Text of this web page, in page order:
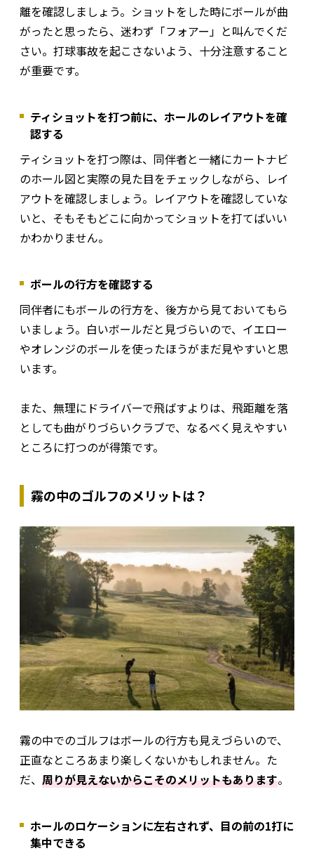
離を確認しましょう。ショットをした時にボールが曲
がったと思ったら、迷わず「フォアー」と叫んでくだ
さい。打球事故を起こさないよう、十分注意すること
が重要です。
ティショットを打つ前に、ホールのレイアウトを確
認する
ティショットを打つ際は、同伴者と一緒にカートナビ
のホール図と実際の見た目をチェックしながら、レイ
アウトを確認しましょう。レイアウトを確認していな
いと、そもそもどこに向かってショットを打てばいい
かわかりません。
ボールの行方を確認する
同伴者にもボールの行方を、後方から見ておいてもら
いましょう。白いボールだと見づらいので、イエロー
やオレンジのボールを使ったほうがまだ見やすいと思
います。
また、無理にドライバーで飛ばすよりは、飛距離を落
としても曲がりづらいクラブで、なるべく見えやすい
ところに打つのが得策です。
霧の中のゴルフのメリットは？
霧の中でのゴルフはボールの行方も見えづらいので、
正直なところあまり楽しくないかもしれません。た
だ、 周りが見えないからこそのメリットもあります。
ホールのロケーションに左右されず、目の前の1打に
集中できる